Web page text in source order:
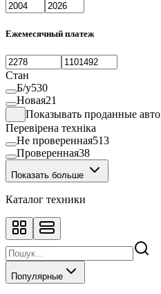
Ежемесячный платеж
Стан
Б/у530
Новая21
Показывать проданные авто
Перевірена техніка
Не проверенная513
Проверенная38
Показать больше
Каталог техники
Популярные